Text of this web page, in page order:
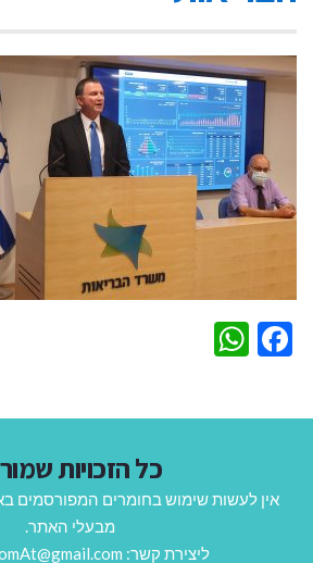
Facebook
כל הזכויות
אין לעשות שימוש בחומרים המפורסמים
מבעלי האתר.
ליצירת קשר: Avihai.ZoomAt@gmail.com